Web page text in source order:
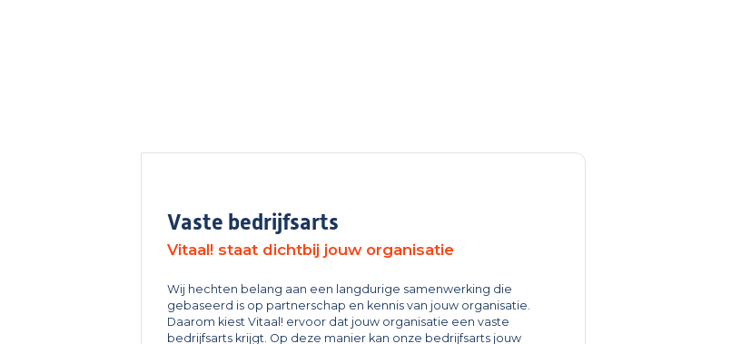
Vaste bedrijfsarts
Vitaal! staat dichtbij jouw organisatie
Wij hechten belang aan een langdurige samenwerking die
gebaseerd is op partnerschap en kennis van jouw organisatie.
Daarom kiest Vitaal! ervoor dat jouw organisatie een vaste
bedrijfsarts krijgt. Op deze manier kan onze bedrijfsarts jouw